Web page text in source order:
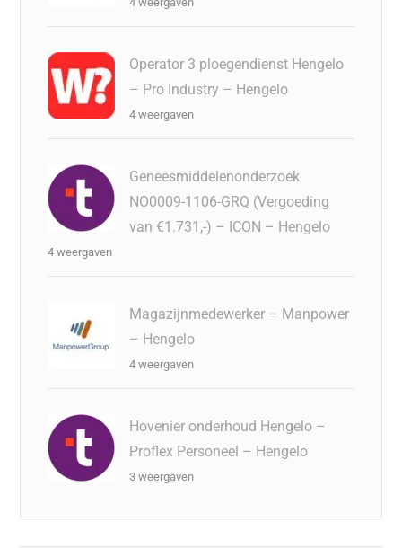
Operator 3 ploegendienst Hengelo
– Pro Industry – Hengelo
4 weergaven
Geneesmiddelenonderzoek
NO0009-1106-GRQ (Vergoeding
van €1.731,-) – ICON – Hengelo
4 weergaven
Magazijnmedewerker – Manpower
– Hengelo
4 weergaven
Hovenier onderhoud Hengelo –
Proflex Personeel – Hengelo
3 weergaven